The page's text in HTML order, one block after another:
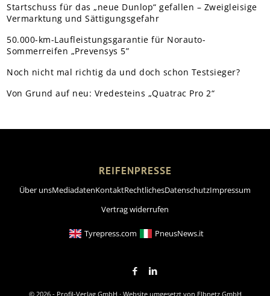
Startschuss für das „neue Dunlop“ gefallen – Zweigleisige
Vermarktung und Sättigungsgefahr
50.000-km-Laufleistungsgarantie für Norauto-
Sommerreifen „Prevensys 5”
Noch nicht mal richtig da und doch schon Testsieger?
Von Grund auf neu: Vredesteins „Quatrac Pro 2“
REIFENPRESSE
Über unsMediadatenKontaktRechtlichesDatenschutzImpressum
Vertrag widerrufen
Tyrepress.com PneusNews.it
© 2026 - Profil-Verlag GmbH · Website umgesetzt von Elbnetz GmbH